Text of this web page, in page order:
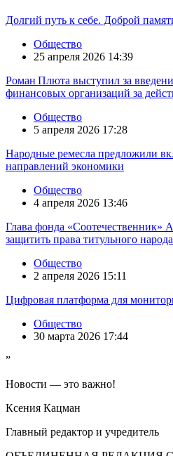
Долгий путь к себе. Доброй
Общество
25 апреля 2026 14:39
Роман Плюта выступил за
финансовых организаций за
Общество
5 апреля 2026 17:28
Народные ремесла предложили
направлений экономики
Общество
4 апреля 2026 13:46
Глава фонда «Соотечественник»
защитить права титульного
Общество
2 апреля 2026 15:11
Цифровая платформа для
Общество
30 марта 2026 17:44
”
Новости — это важно!
Ксения Кацман
Главный редактор и учредитель